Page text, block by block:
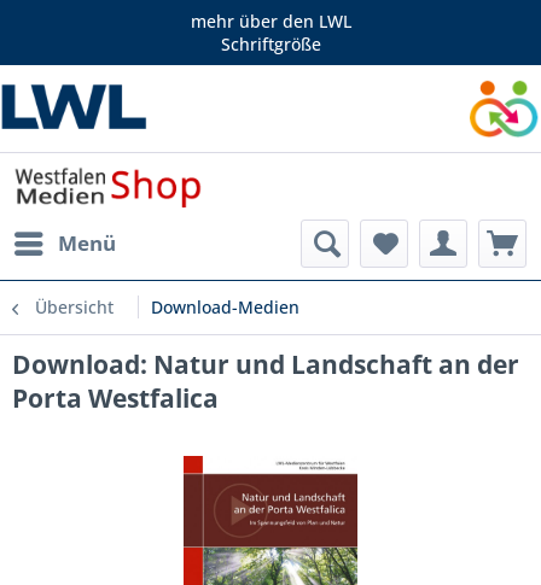
mehr über den LWL
Schriftgröße
Menü
Übersicht Download-Medien
Download: Natur und Landschaft an der
Porta Westfalica